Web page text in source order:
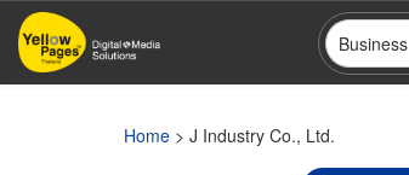
Skip
main
Business
Home > J Industry Co., Ltd.